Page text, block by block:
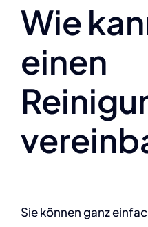
Wie
einen
Sie können ganz